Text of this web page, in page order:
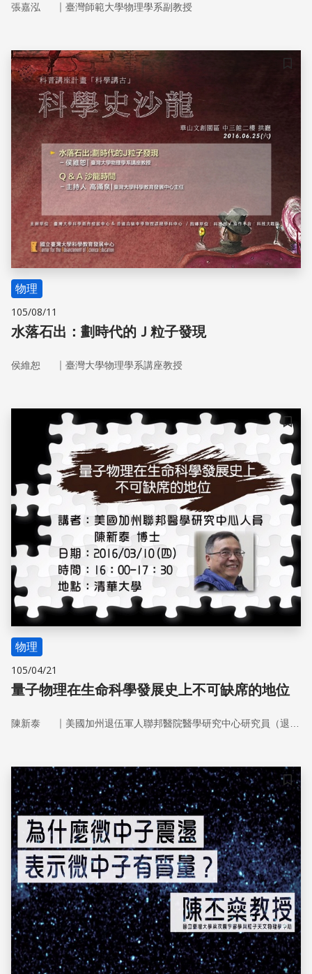
對古典的堅持，展開了全面的戰線。在這個關鑑時刻，波恩
對，導致了著名的機率解釋，也摧毀了古典科學一直假設的
確定性。就這樣，現代的量子物理啟航，與古典物理分道揚
鑣。
張嘉泓 ｜ 臺灣師範大學物理學系副教授
儲存
物理
105/08/11
水落石出：劃時代的Ｊ粒子發現
侯維恕 ｜ 臺灣大學物理學系講座教授
儲存
物理
105/04/21
量子物理在生命科學發展史上不可缺席的地位
陳新泰 ｜
儲存